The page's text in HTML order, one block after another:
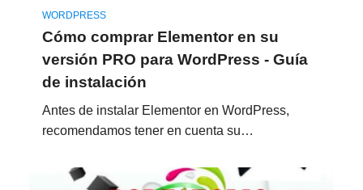
WORDPRESS
Cómo comprar Elementor en su
versión PRO para WordPress - Guía
de instalación
Antes de instalar Elementor en WordPress,
recomendamos tener en cuenta su…